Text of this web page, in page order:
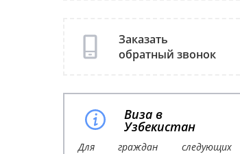
Заказать
обратный звонок
Виза в
Узбекистан
Для граждан следующих